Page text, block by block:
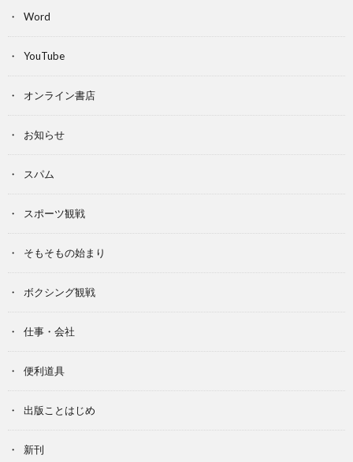
Word
YouTube
オンライン書店
お知らせ
スパム
スポーツ観戦
そもそもの始まり
ボクシング観戦
仕事・会社
便利道具
出版ことはじめ
新刊